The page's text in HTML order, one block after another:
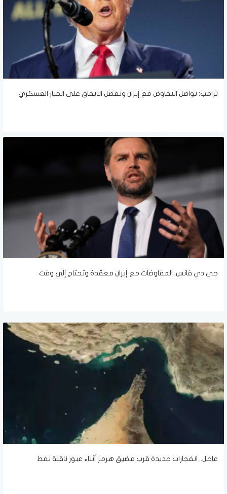
ترامب: نواصل التفاوض مع إيران ونفضل الاتفاق على الخيار العسكري
جي دي فانس: المفاوضات مع إيران معقدة وتحتاج إلى وقت
عاجل.. انفجارات جديدة قرب مضيق هرمز أثناء عبور ناقلة نفط